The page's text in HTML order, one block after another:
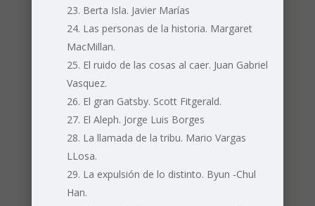
Berta Isla. Javier Marías
Las personas de la historia. Margaret
MacMillan.
El ruido de las cosas al caer. Juan Gabriel
Vasquez.
El gran Gatsby. Scott Fitgerald.
El Aleph. Jorge Luis Borges
La llamada de la tribu. Mario Vargas
LLosa.
La expulsión de lo distinto. Byun -Chul
Han.